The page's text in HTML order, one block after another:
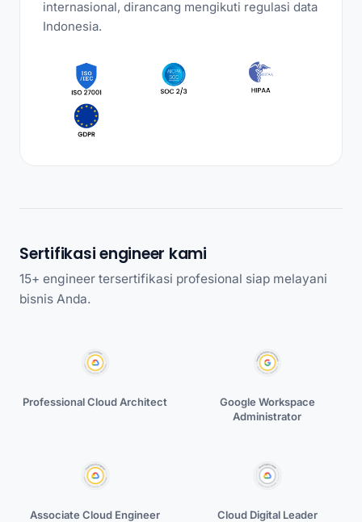
internasional, dirancang mengikuti regulasi data
Indonesia.
Sertifikasi engineer kami
15+ engineer tersertifikasi profesional siap melayani
bisnis Anda.
Professional Cloud Architect
Google Workspace
Administrator
Associate Cloud Engineer Cloud Digital Leader